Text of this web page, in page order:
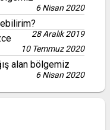
6 Nisan 2020
28 Aralık 2019
10 Temmuz 2020
alan bölgemiz
6 Nisan 2020